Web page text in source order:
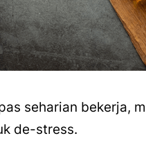
seharian bekerja,
de-stress.